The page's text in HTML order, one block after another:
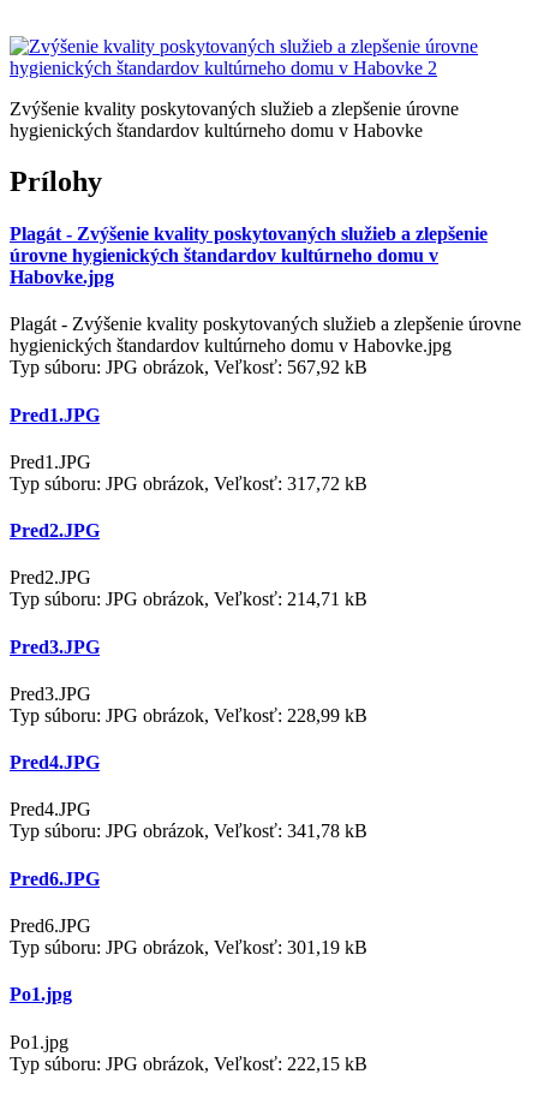
Zvýšenie kvality poskytovaných služieb a zlepšenie úrovne
hygienických štandardov kultúrneho domu v Habovke
Prílohy
Plagát - Zvýšenie kvality poskytovaných služieb a zlepšenie
úrovne hygienických štandardov kultúrneho domu v
Habovke.jpg
Plagát - Zvýšenie kvality poskytovaných služieb a zlepšenie úrovne
hygienických štandardov kultúrneho domu v Habovke.jpg
Typ súboru: JPG obrázok, Veľkosť: 567,92 kB
Pred1.JPG
Pred1.JPG
Typ súboru: JPG obrázok, Veľkosť: 317,72 kB
Pred2.JPG
Pred2.JPG
Typ súboru: JPG obrázok, Veľkosť: 214,71 kB
Pred3.JPG
Pred3.JPG
Typ súboru: JPG obrázok, Veľkosť: 228,99 kB
Pred4.JPG
Pred4.JPG
Typ súboru: JPG obrázok, Veľkosť: 341,78 kB
Pred6.JPG
Pred6.JPG
Typ súboru: JPG obrázok, Veľkosť: 301,19 kB
Po1.jpg
Po1.jpg
Typ súboru: JPG obrázok, Veľkosť: 222,15 kB